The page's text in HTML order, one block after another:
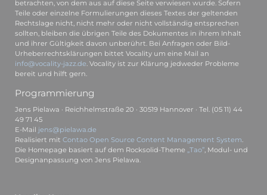
betrachten, von dem aus auf diese Seite verwiesen wurde. Sofern
Teile oder einzelne Formulierungen dieses Textes der geltenden
Rechtslage nicht, nicht mehr oder nicht vollständig entsprechen
sollten, bleiben die übrigen Teile des Dokumentes in ihrem Inhalt
und ihrer Gültigkeit davon unberührt. Bei Anfragen oder Bild-
Urheberrechtsklärungen bittet Vocality um eine Mail an
info@vocality-jazz.de. Vocality ist zur Klärung jedweder Probleme
bereit und hilft gern.
Programmierung
Jens Pielawa · Reichhelmstraße 20 · 30519 Hannover · Tel. (05 11) 44
49 71 45
E-Mail jens@pielawa.de
Realisiert mit Contao Open Source Content Management System.
Die Homepage basiert auf dem Rocksolid-Theme „Tao”, Modul- und
Designanpassung von Jens Pielawa.